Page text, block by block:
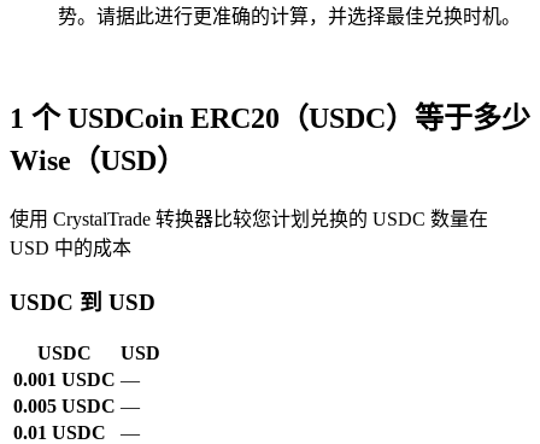
势。请据此进行更准确的计算，并选择最佳兑换时机。
1 个 USDCoin ERC20（USDC）等于多少
Wise（USD）
使用 CrystalTrade 转换器比较您计划兑换的 USDC 数量在
USD 中的成本
USDC 到 USD
USDC
USD
0.001 USDC —
0.005 USDC —
0.01 USDC
—